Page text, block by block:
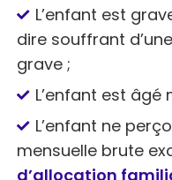
L’enfant est
dire souffrant
grave ;
L’enfant est âgé
L’enfant ne
mensuelle brute
d’allocation